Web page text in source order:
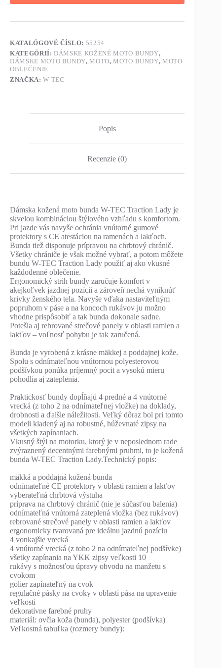
KATALÓGOVÉ ČÍSLO: 55254
KATEGÓRIÍ:DÁMSKE KOŽENÉ MOTO BUNDY,
DÁMSKE MOTO BUNDY,MOTO,MOTO BUNDY,MOTO
OBLEČENIE
ZNAČKA:W-TEC
Popis
Recenzie (0)
Dámska kožená moto bunda W-TEC Traction Lady je
skvelou kombináciou štýlového vzhľadu s komfortom.
Pri jazde vás navyše ochránia vnútorné gumové
protektory s CE atestáciou na ramenách a lakťoch.
Bunda tiež disponuje prípravou na chrbtový chránič.
Všetky chrániče je však možné vybrať, a potom môžete
bundu W-TEC Traction Lady použiť aj ako vkusné
každodenné oblečenie.
Ergonomický strih bundy zaručuje komfort v
akejkoľvek jazdnej pozícii a zároveň nechá vyniknúť
krivky ženského tela. Navyše vďaka nastaviteľným
popruhom v páse a na koncoch rukávov ju možno
vhodne prispôsobiť a tak bunda dokonale sadne.
Potešia aj rebrované strečové panely v oblasti ramien a
lakťov – voľnosť pohybu je tak zaručená.
Bunda je vyrobená z krásne mäkkej a poddajnej kože.
Spolu s odnímateľnou vnútornou polyesterovou
podšívkou ponúka príjemný pocit a vysokú mieru
pohodlia aj zateplenia.
Praktickosť bundy dopĺňajú 4 predné a 4 vnútorné
vrecká (z toho 2 na odnímateľnej vložke) na doklady,
drobnosti a ďalšie náležitosti. Veľký dôraz bol pri tomto
modeli kladený aj na robustné, húževnaté zipsy na
všetkých zapínaniach.
Vkusný štýl na motorku, ktorý je v neposlednom rade
zvýraznený decentnými farebnými pruhmi, to je kožená
bunda W-TEC Traction Lady.Technický popis:
mäkká a poddajná kožená bunda
odnímateľné CE protektory v oblasti ramien a lakťov
vyberateľná chrbtová výstuha
príprava na chrbtový chránič (nie je súčasťou balenia)
odnímateľná vnútorná zateplená vložka (bez rukávov)
rebrované strečové panely v oblasti ramien a lakťov
ergonomicky tvarovaná pre ideálnu jazdnú pozíciu
4 vonkajšie vrecká
4 vnútorné vrecká (z toho 2 na odnímateľnej podšívke)
všetky zapínania na YKK zipsy veľkosti 10
rukávy s možnosťou úpravy obvodu na manžetu s
cvokom
golier zapínateľný na cvok
regulačné pásky na cvoky v oblasti pása na upravenie
veľkosti
dekoratívne farebné pruhy
materiál: ovčia koža (bunda), polyester (podšívka)
Veľkostná tabuľka (rozmery bundy):